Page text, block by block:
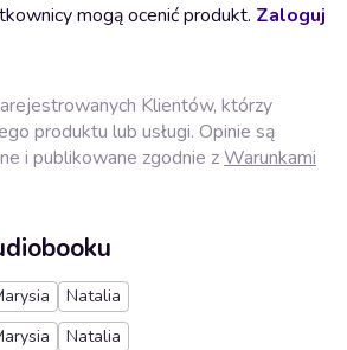
mogą ocenić produkt. Zaloguj
Klientów, którzy
produktu lub usługi. Opinie są
i publikowane zgodnie zWarunkami
Natalia
Natalia